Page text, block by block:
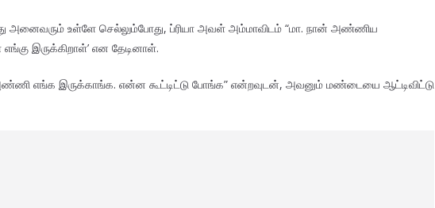
அனைவரும் உள்ளே செல்லும்போது, ப்ரியா அவள் அம்மாவிடம் “மா. நான் அண்ணிய
இருக்கிறாள்’ என தேடினாள்.
எங்க இருக்காங்க. என்ன கூட்டிட்டு போங்க” என்றவுடன், அவனும் மண்டையை ஆட்டிவிட்டு